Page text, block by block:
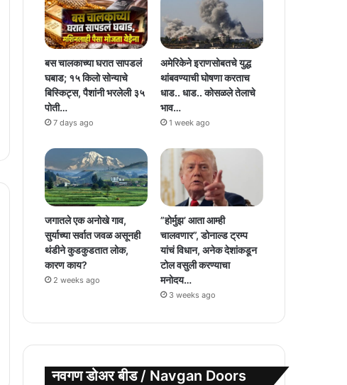
बस चालकाच्या घरात सापडलं
घबाड; १५ किलो सोन्याचे
बिस्किट्स, पैशांनी भरलेली ३५
पोती…
7 days ago
अमेरिकेने इराणसोबतचे युद्ध
थांबवण्याची घोषणा करताच
धाड.. धाड.. कोसळले तेलाचे
भाव…
1 week ago
जगातले एक अनोखे गाव,
सुर्याच्या सर्वात जवळ असूनही
थंडीने कुडकुडतात लोक,
कारण काय?
2 weeks ago
”होर्मुझ’ आता आम्ही
चालवणार”, डोनाल्ड ट्रम्प
यांचं विधान, अनेक देशांकडून
टोल वसुली करण्याचा
मनोदय…
3 weeks ago
नवगण डोअर बीड / Navgan Doors